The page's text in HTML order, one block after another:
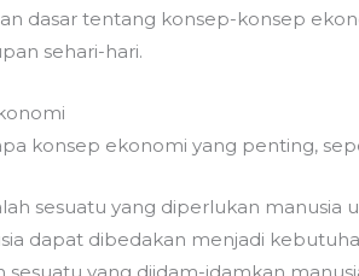
dasar tentang konsep-konsep
sehari-hari.
konsep ekonomi yang penting,
sesuatu yang diperlukan
dapat dibedakan menjadi